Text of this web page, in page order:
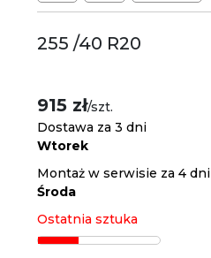
255 /40 R20
915 zł/szt.
Dostawa za 3 dni
Wtorek
Montaż w serwisie za 4 dni
Środa
Ostatnia sztuka